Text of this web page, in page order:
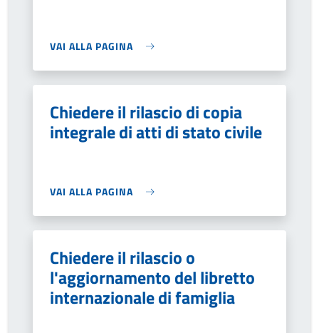
VAI ALLA PAGINA
Chiedere il rilascio di copia
integrale di atti di stato civile
VAI ALLA PAGINA
Chiedere il rilascio o
l'aggiornamento del libretto
internazionale di famiglia